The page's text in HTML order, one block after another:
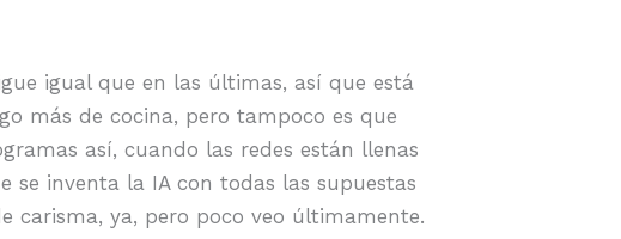
igual que en las últimas, así que está
más de cocina, pero tampoco es que
así, cuando las redes están llenas
se inventa la IA con todas las supuestas
carisma, ya, pero poco veo últimamente.